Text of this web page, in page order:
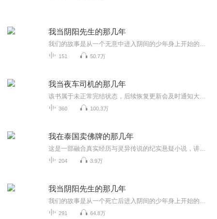
我当阴阳先生的那几年
151 50.7万
我当夜车司机的那几年
360 100.3万
我在泰国卖佛牌的那几年
204 3.9万
我当阴阳先生的那几年
291 64.8万